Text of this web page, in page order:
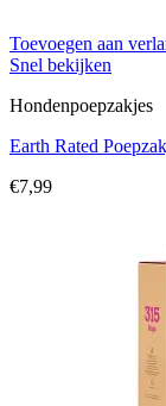
Toevoegen aan
Snel bekijken
Hondenpoepzakjes
Earth Rated
€7,99